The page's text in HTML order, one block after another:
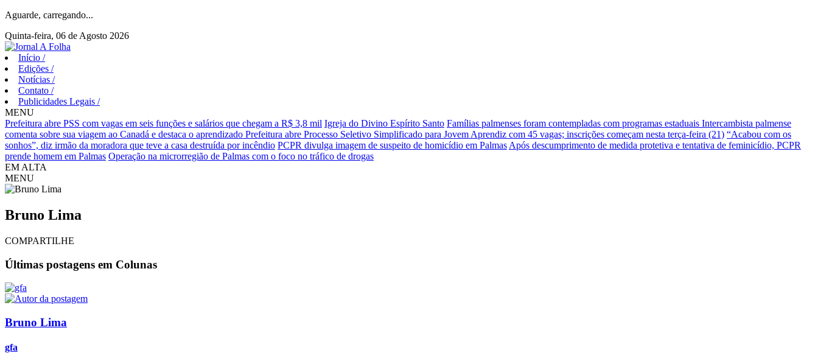
Aguarde, carregando...
Quinta-feira, 06 de Agosto 2026
Início /
Edições /
Notícias /
Contato /
Publicidades Legais /
MENU
Prefeitura abre PSS com vagas em seis funções e salários que chegam a R$ 3,8 mil Igreja do Divino Espírito Santo Famílias palmenses foram contempladas com programas estaduais Intercambista palmense
comenta sobre sua viagem ao Canadá e destaca o aprendizado Prefeitura abre Processo Seletivo Simplificado para Jovem Aprendiz com 45 vagas; inscrições começam nesta terça-feira (21) “Acabou com os
sonhos”, diz irmão da moradora que teve a casa destruída por incêndio PCPR divulga imagem de suspeito de homicídio em Palmas Após descumprimento de medida protetiva e tentativa de feminicídio, PCPR
prende homem em Palmas Operação na microrregião de Palmas com o foco no tráfico de drogas
EM ALTA
MENU
Bruno Lima
COMPARTILHE
Últimas postagens em Colunas
Bruno Lima
gfa